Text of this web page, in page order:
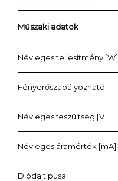
Műszaki adatok
Névleges teljesítmény [W]
Fényerőszabályozható
Névleges feszültség [V]
Névleges áramérték [mA]
Dióda típusa